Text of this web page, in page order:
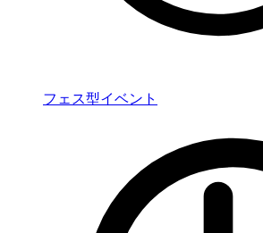
フェス型イベント